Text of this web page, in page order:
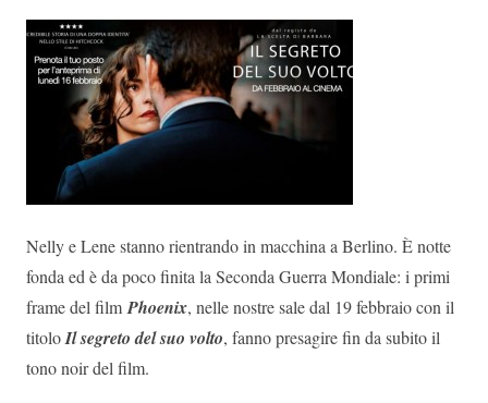
Nelly e Lene stanno rientrando in macchina a Berlino. È notte
fonda ed è da poco finita la Seconda Guerra Mondiale: i primi
frame del filmPhoenix, nelle nostre sale dal 19 febbraio con il
titoloIl segreto del suo volto, fanno presagire fin da subito il
tono noir del film.